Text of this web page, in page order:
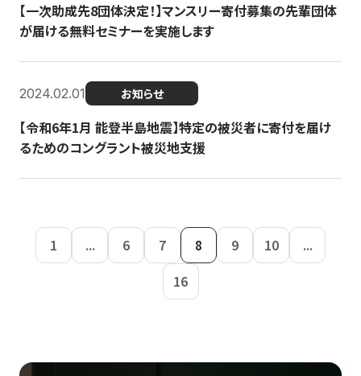
【一次助成先8団体決定！】マンスリー寄付募集の先輩団体
が届ける無料セミナーを実施します
2024.02.01 お知らせ
【令和6年1月 能登半島地震】特定の被災者に寄付を届け
るためのコングラント被災地支援
1 ... 6 7 8 9 10
...
16